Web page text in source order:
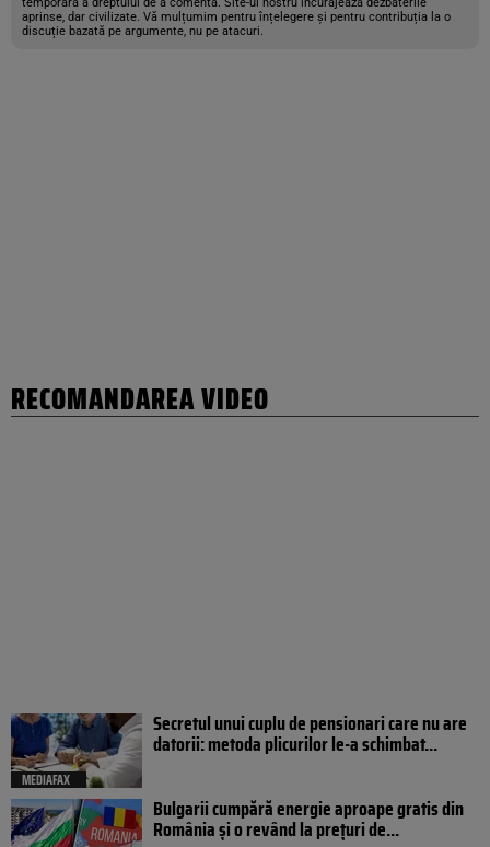
temporară a dreptului de a comenta. Site-ul nostru încurajează dezbaterile
aprinse, dar civilizate. Vă mulțumim pentru înțelegere și pentru contribuția la o
discuție bazată pe argumente, nu pe atacuri.
RECOMANDAREA VIDEO
MEDIAFAX
Secretul unui cuplu de pensionari care nu are
datorii: metoda plicurilor le-a schimbat...
Bulgarii cumpără energie aproape gratis din
România și o revând la prețuri de...